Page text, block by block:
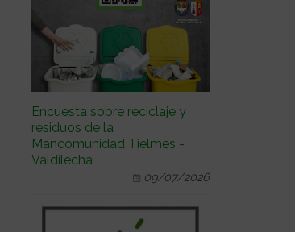
Encuesta sobre reciclaje y
residuos de la
Mancomunidad Tielmes -
Valdilecha
09/07/2026